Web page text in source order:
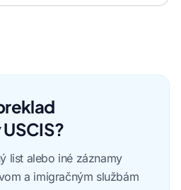
list alebo iné záznamy
a imigračným službám